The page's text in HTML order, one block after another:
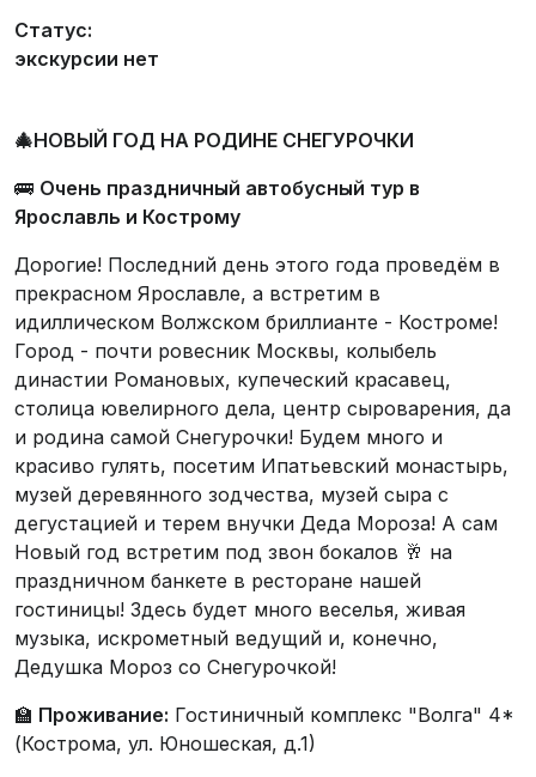
Статус:
экскурсии нет
🎄НОВЫЙ ГОД НА РОДИНЕ СНЕГУРОЧКИ
🚌 Очень праздничный автобусный тур в
Ярославль и Кострому
Дорогие! Последний день этого года проведём в
прекрасном Ярославле, а встретим в
идиллическом Волжском бриллианте - Костроме!
Город - почти ровесник Москвы, колыбель
династии Романовых, купеческий красавец,
столица ювелирного дела, центр сыроварения, да
и родина самой Снегурочки! Будем много и
красиво гулять, посетим Ипатьевский монастырь,
музей деревянного зодчества, музей сыра с
дегустацией и терем внучки Деда Мороза! А сам
Новый год встретим под звон бокалов 🥂 на
праздничном банкете в ресторане нашей
гостиницы! Здесь будет много веселья, живая
музыка, искрометный ведущий и, конечно,
Дедушка Мороз со Снегурочкой!
🏫 Проживание: Гостиничный комплекс "Волга" 4*
(Кострома, ул. Юношеская, д.1)